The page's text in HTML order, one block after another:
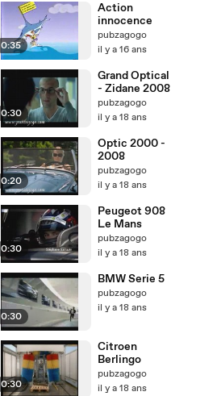
0:35
Action
innocence
pubzagogo
il y a 16 ans
0:30
Grand Optical
- Zidane 2008
pubzagogo
il y a 18 ans
0:20
Optic 2000 -
2008
pubzagogo
il y a 18 ans
0:30
Peugeot 908
Le Mans
pubzagogo
il y a 18 ans
0:30
BMW Serie 5
pubzagogo
il y a 18 ans
0:30
Citroen
Berlingo
pubzagogo
il y a 18 ans